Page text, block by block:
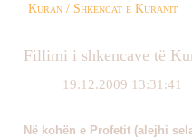
Kuran / Shkencat e Kuranit
Fillimi i shkencave të
19.12.2009 13:31:41
Në kohën e Profetit (alejhi